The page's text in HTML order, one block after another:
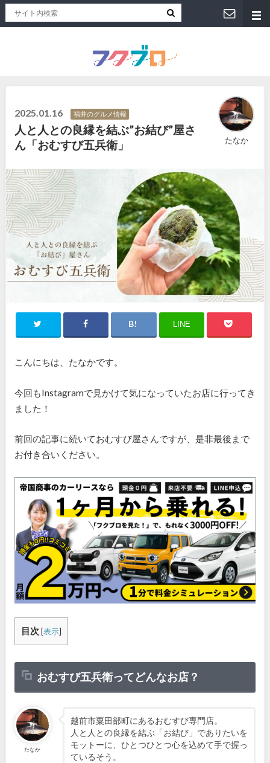
2025.01.16 福井のグルメ情報
人と人との良縁を結ぶ”お結び”屋さ
ん「おむすび五兵衛」
たなか
LINE
こんにちは、たなかです。
今回もInstagramで見かけて気になっていたお店に行ってき
ました！
前回の記事に続いておむすび屋さんですが、是非最後まで
お付き合いください。
目次 [表示]
おむすび五兵衛ってどんなお店？
たなか
越前市粟田部町にあるおむすび専門店。
人と人との良縁を結ぶ「お結び」でありたいを
モットーに、ひとつひとつ心を込めて手で握っ
ているそう。